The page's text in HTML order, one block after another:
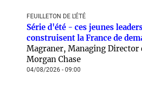
FEUILLETON DE L'ÉTÉ
Série d'été - ces jeunes
construisent la France de
Magraner, Managing Director
Morgan Chase
04/08/2026 - 09:00